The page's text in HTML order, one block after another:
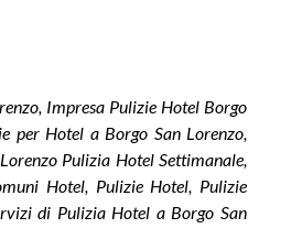
Impresa Pulizie Hotel Borgo
per Hotel a Borgo San Lorenzo,
Pulizia Hotel Settimanale,
Hotel, Pulizie Hotel, Pulizie
di Pulizia Hotel a Borgo San